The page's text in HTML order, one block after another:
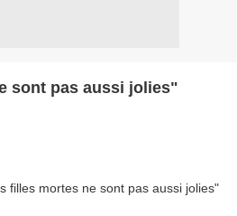
sont pas aussi jolies"